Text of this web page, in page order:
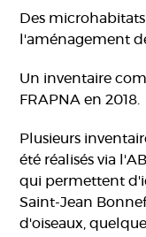
Des
l'aménagement
Un inventaire
FRAPNA en 2018.
Plusieurs
été réalisés via
qui permettent
Saint-Jean
d'oiseaux,